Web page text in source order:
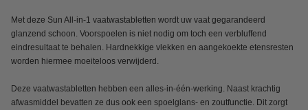
Met deze Sun All-in-1 vaatwastabletten wordt uw vaat gegarandeerd
glanzend schoon. Voorspoelen is niet nodig om toch een verbluffend
eindresultaat te behalen. Hardnekkige vlekken en aangekoekte etensresten
worden hiermee moeiteloos verwijderd.
Deze vaatwastabletten hebben een alles-in-één-werking. Naast krachtig
afwasmiddel bevatten ze dus ook een spoelglans- en zoutfunctie. Dit zorgt